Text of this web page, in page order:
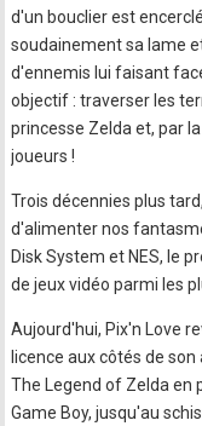
d'un bouclier est
soudainement sa lame
d'ennemis lui faisant
objectif : traverser les
princesse Zelda et, par
joueurs !
Trois décennies plus
d'alimenter nos
Disk System et NES, le
de jeux vidéo parmi les
Aujourd'hui, Pix'n Love
licence aux côtés de son
The Legend of Zelda en
Game Boy, jusqu'au